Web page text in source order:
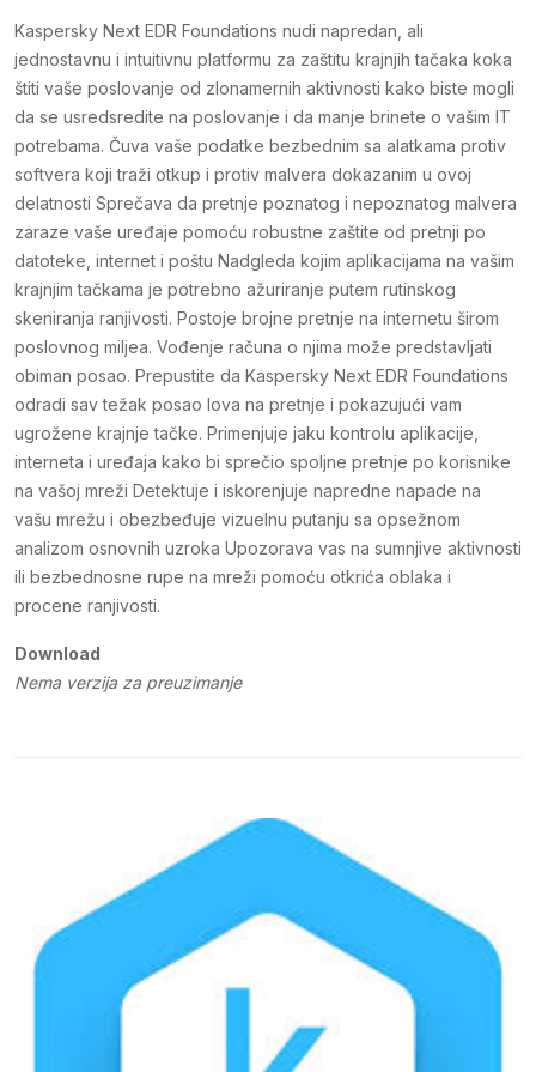
Kaspersky Next EDR Foundations nudi napredan, ali
jednostavnu i intuitivnu platformu za zaštitu krajnjih tačaka koka
štiti vaše poslovanje od zlonamernih aktivnosti kako biste mogli
da se usredsredite na poslovanje i da manje brinete o vašim IT
potrebama. Čuva vaše podatke bezbednim sa alatkama protiv
softvera koji traži otkup i protiv malvera dokazanim u ovoj
delatnosti Sprečava da pretnje poznatog i nepoznatog malvera
zaraze vaše uređaje pomoću robustne zaštite od pretnji po
datoteke, internet i poštu Nadgleda kojim aplikacijama na vašim
krajnjim tačkama je potrebno ažuriranje putem rutinskog
skeniranja ranjivosti. Postoje brojne pretnje na internetu širom
poslovnog miljea. Vođenje računa o njima može predstavljati
obiman posao. Prepustite da Kaspersky Next EDR Foundations
odradi sav težak posao lova na pretnje i pokazujući vam
ugrožene krajnje tačke. Primenjuje jaku kontrolu aplikacije,
interneta i uređaja kako bi sprečio spoljne pretnje po korisnike
na vašoj mreži Detektuje i iskorenjuje napredne napade na
vašu mrežu i obezbeđuje vizuelnu putanju sa opsežnom
analizom osnovnih uzroka Upozorava vas na sumnjive aktivnosti
ili bezbednosne rupe na mreži pomoću otkrića oblaka i
procene ranjivosti.
Download
Nema verzija za preuzimanje